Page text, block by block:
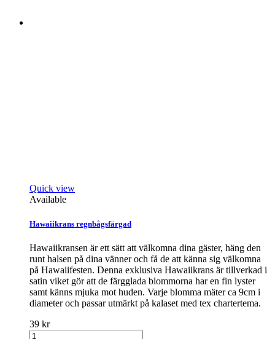
Quick view
Available
Hawaiikrans regnbågsfärgad
Hawaiikransen är ett sätt att välkomna dina gäster, häng den
runt halsen på dina vänner och få de att känna sig välkomna
på Hawaiifesten. Denna exklusiva Hawaiikrans är tillverkad i
satin viket gör att de färgglada blommorna har en fin lyster
samt känns mjuka mot huden. Varje blomma mäter ca 9cm i
diameter och passar utmärkt på kalaset med tex chartertema.
39 kr